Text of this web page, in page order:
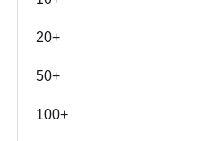
20+
50+
100+